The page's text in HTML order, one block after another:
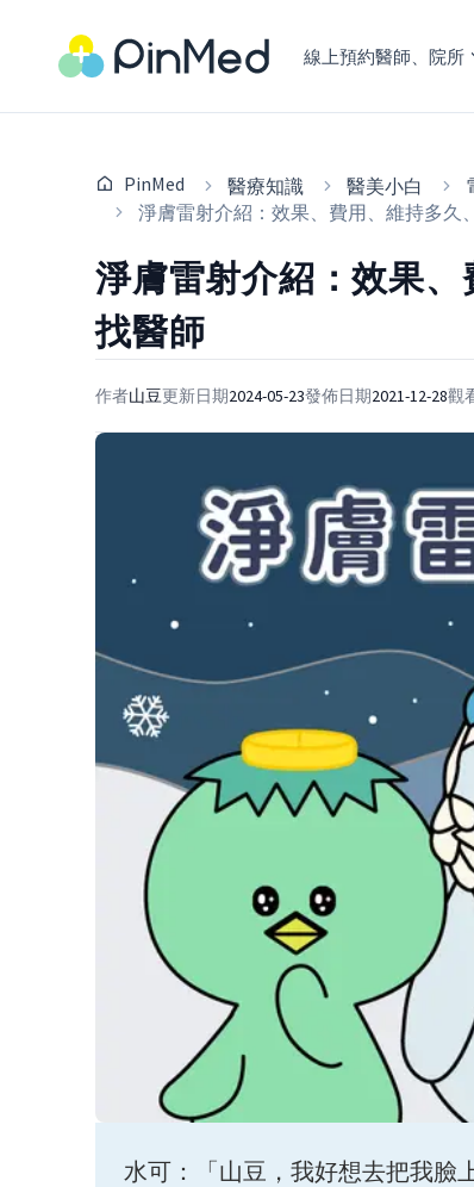
線上預約醫師、院所
PinMed 醫療知識 醫美小白
淨膚雷射介紹：效果、費用、維持多久
淨膚雷射介紹：效果、
找醫師
作者山豆更新日期2024-05-23發佈日期2021-12-28觀
水可：「山豆，我好想去把我臉